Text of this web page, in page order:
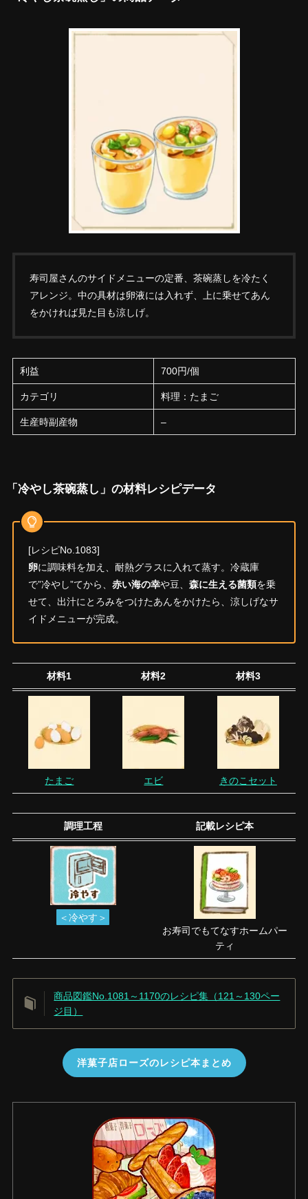
寿司屋さんのサイドメニューの定番、茶碗蒸しを冷たく
アレンジ。中の具材は卵液には入れず、上に乗せてあん
をかければ見た目も涼しげ。
利益 700円/個
カテゴリ 料理：たまご
生産時副産物 –
「冷やし茶碗蒸し」の材料レシピデータ
[レシピNo.1083]
卵に調味料を加え、耐熱グラスに入れて蒸す。冷蔵庫
で”冷やし”てから、 赤い海の幸や豆、 森に生える菌類を乗
せて、出汁にとろみをつけたあんをかけたら、涼しげなサ
イドメニューが完成。
材料1 材料2 材料3
たまご エビ きのこセット
調理工程 記載レシピ本
＜冷やす＞
お寿司でもてなすホームパー
ティ
商品図鑑No.1081～1170のレシピ集（121～130ペー
ジ目）
洋菓子店ローズのレシピ本まとめ